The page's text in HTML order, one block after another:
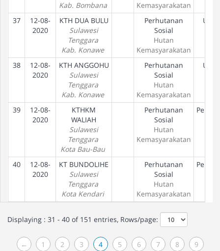
Kab. Bombana
Kemasyarakatan
37
12-08-
2020
KTH DUA BULU
Sulawesi
Tenggara
Kab. Konawe
Perhutanan
Sosial
Hutan
Kemasyarakatan
38
12-08-
2020
KTH ANGGOHU
Sulawesi
Tenggara
Kab. Konawe
Perhutanan
Sosial
Hutan
Kemasyarakatan
39
12-08-
2020
KTHKM
WALIAH
Sulawesi
Tenggara
Kota Bau-Bau
Perhutanan
Sosial
Hutan
Kemasyarakatan
40
12-08-
2020
KT BUNDOLIHE
Sulawesi
Tenggara
Kota Kendari
Perhutanan
Sosial
Hutan
Kemasyarakatan
Displaying : 31 - 40 of 151 entries, Rows/page:
← 1 2 3 4 5 6 7 8 9